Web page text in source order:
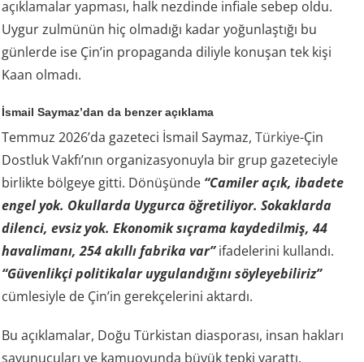
Uygur zulmünün hiç olmadığı kadar yoğunlaştığı bu
günlerde ise Çin’in propaganda diliyle konuşan tek kişi
Kaan olmadı.
İsmail Saymaz’dan da benzer açıklama
Temmuz 2026’da gazeteci İsmail Saymaz,Türkiye
-Çin
Dostluk Vakfı’nın organizasyonuyla bir grup gazeteciyle
birlikte bölgeye gitti. Dönüşünde “Camiler açık, ibadete
engel yok. Okullarda Uygurca öğretiliyor. Sokaklarda
dilenci, evsiz yok. Ekonomik sıçrama kaydedilmiş, 44
havalimanı, 254 akıllı fabrika var” ifadelerini kullandı.
“Güvenlikçi politikalar uygulandığını söyleyebiliriz”
cümlesiyle de Çin’in gerekçelerini aktardı.
Bu açıklamalar, Doğu Türkistan diasporası, insan hakları
savunucuları ve kamuoyunda büyük tepki yarattı.